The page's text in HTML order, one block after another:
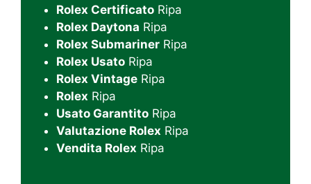
Rolex Certificato Ripa
Rolex Daytona Ripa
Rolex Submariner Ripa
Rolex Usato Ripa
Rolex Vintage Ripa
Rolex Ripa
Usato Garantito Ripa
Valutazione Rolex Ripa
Vendita Rolex Ripa